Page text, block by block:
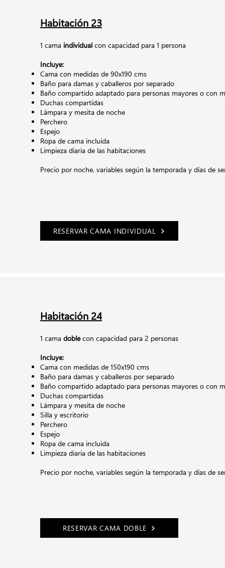
Habitación 23
1 cama individual con capacidad para 1 persona
Incluye:
Cama con medidas de 90x190 cms
Baño para damas y caballeros por separado
Baño compartido adaptado para personas mayores o con
Duchas compartidas
Lámpara y mesita de noche
Perchero
Espejo
Ropa de cama incluida
Limpieza diaria de las habitaciones
Precio por noche, variables según la temporada y días de
RESERVAR CAMA INDIVIDUAL
Habitación 24
1 cama doblecon capacidad para 2 personas
Incluye:
Cama con medidas de 150x190 cms
Baño para damas y caballeros por separado
Baño compartido adaptado para personas mayores o con
Duchas compartidas
Lámpara y mesita de noche
Silla y escritorio
Perchero
Espejo
Ropa de cama incluida
Limpieza diaria de las habitaciones
Precio por noche, variables según la temporada y días de
RESERVAR CAMA DOBLE